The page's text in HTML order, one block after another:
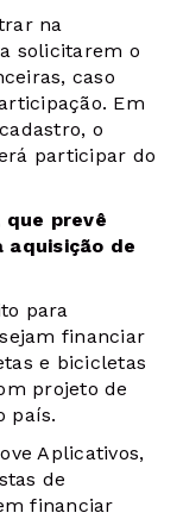
na
solicitarem o
caso
Em
o
participar do
prevê
de
para
financiar
e bicicletas
projeto de
país.
Aplicativos,
de
financiar